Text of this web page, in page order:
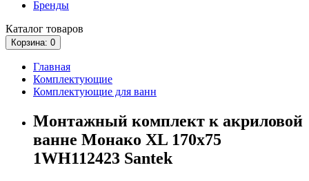
Бренды
Каталог товаров
Корзина: 0
Главная
Комплектующие
Комплектующие для ванн
Монтажный комплект к акриловой
ванне Монако XL 170х75
1WH112423 Santek